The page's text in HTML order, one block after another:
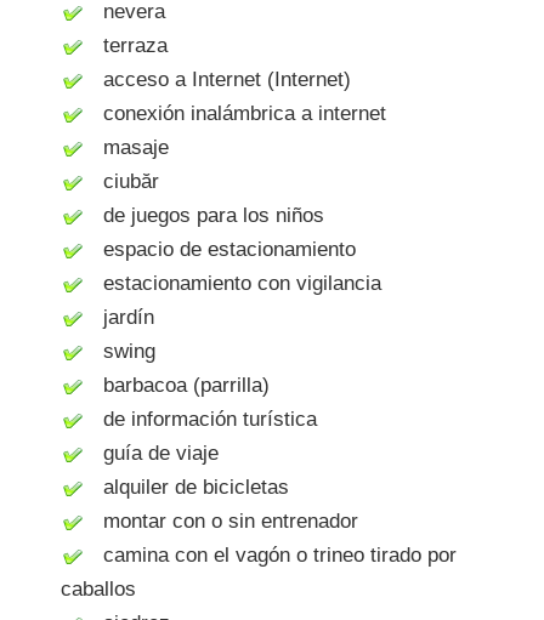
nevera
terraza
acceso a Internet (Internet)
conexión inalámbrica a internet
masaje
ciubăr
de juegos para los niños
espacio de estacionamiento
estacionamiento con vigilancia
jardín
swing
barbacoa (parrilla)
de información turística
guía de viaje
alquiler de bicicletas
montar con o sin entrenador
camina con el vagón o trineo tirado por
caballos